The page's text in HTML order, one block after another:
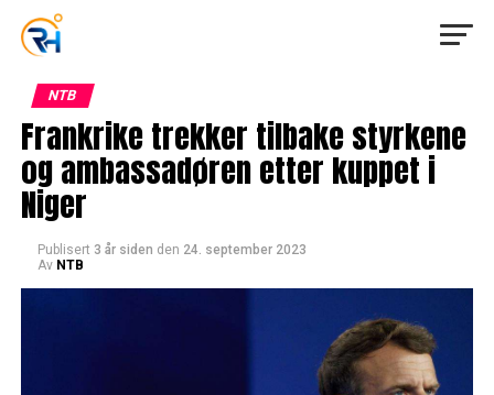
NTB
Frankrike trekker tilbake styrkene
og ambassadøren etter kuppet i
Niger
Publisert 3 år siden den 24. september 2023
Av NTB